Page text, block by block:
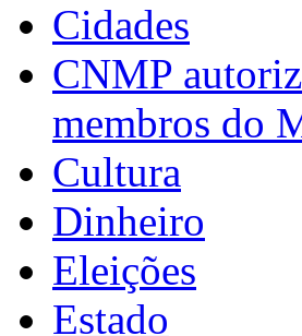
Cidades
CNMP
membros do
Cultura
Dinheiro
Eleições
Estado